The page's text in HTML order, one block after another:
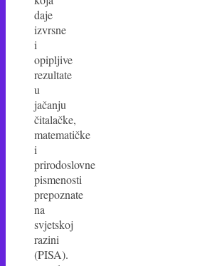
daje
izvrsne
i
opipljive
rezultate
u
jačanju
čitalačke,
matematičke
i
prirodoslovne
pismenosti
prepoznate
na
svjetskoj
razini
(PISA).